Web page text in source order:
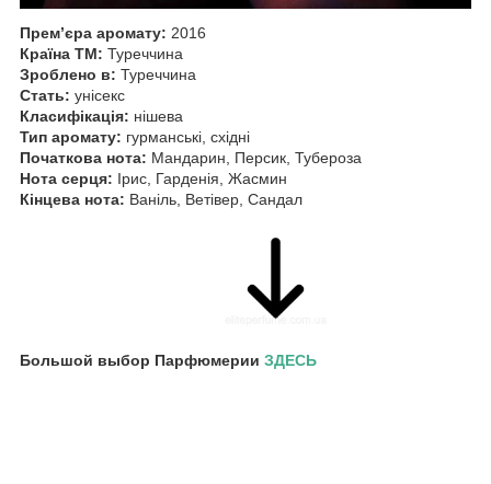
Прем’єра аромату: 2016
Країна ТМ: Туреччина
Зроблено в: Туреччина
Стать: унісекс
Класифікація: нішева
Тип аромату: гурманські, східні
Початкова нота: Мандарин, Персик, Тубероза
Нота серця: Ірис, Гарденія, Жасмин
Кінцева нота: Ваніль, Ветівер, Сандал
Большой выбор Парфюмерии ЗДЕСЬ